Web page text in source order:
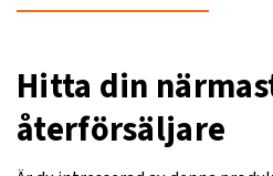
Hitta din
återförsäljare